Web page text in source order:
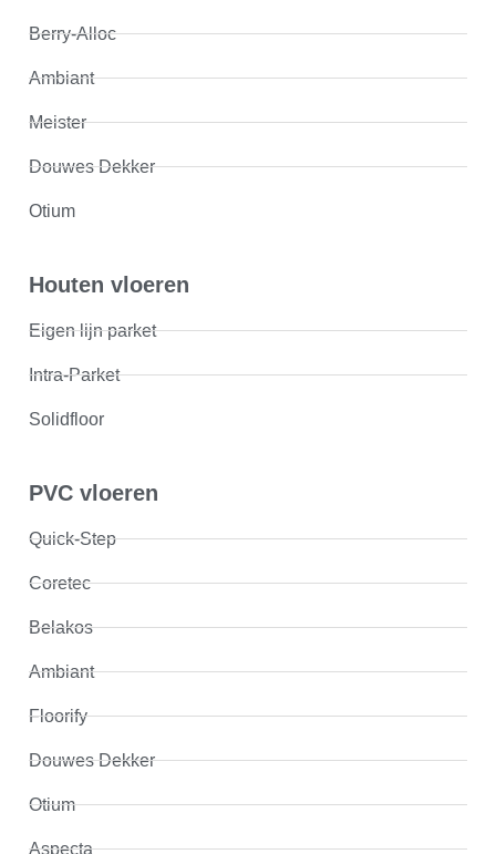
Berry-Alloc
Ambiant
Meister
Douwes Dekker
Otium
Houten vloeren
Eigen lijn parket
Intra-Parket
Solidfloor
PVC vloeren
Quick-Step
Coretec
Belakos
Ambiant
Floorify
Douwes Dekker
Otium
Aspecta